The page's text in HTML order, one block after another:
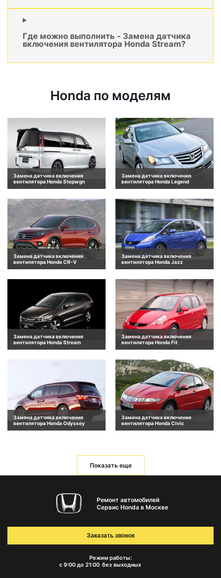
Где можно выполнить - Замена датчика
включения вентилятора Honda Stream?
Honda по моделям
Замена датчика включения
вентилятора Honda Stepwgn
Замена датчика включения
вентилятора Honda Legend
Замена датчика включения
вентилятора Honda CR-V
Замена датчика включения
вентилятора Honda Jazz
Замена датчика включения
вентилятора Honda Stream
Замена датчика включения
вентилятора Honda Fit
Замена датчика включения
вентилятора Honda Odyssey
Замена датчика включения
вентилятора Honda Civic
Показать еще
Ремонт автомобилей
Сервис Honda в Москве
Режим работы:
с 9:00 до 21:00 без выходных
Заказать звонок